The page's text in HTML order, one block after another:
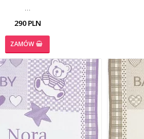
…
290 PLN
ZAMÓW